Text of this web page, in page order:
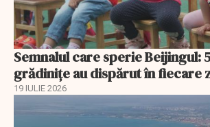
Semnalul care sperie Beijingul:
grădinițe au dispărut în fiecare
19 IULIE 2026